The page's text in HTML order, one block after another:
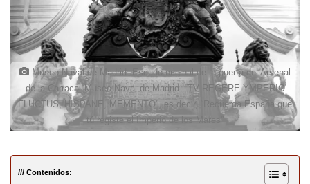
Museo Naval de Madrid. Escudo original de la puerta del Arsenal
de la Carraca. Museo Naval de Madrid. “TV REGERE YMPERIO
FLUCTUS, HISPANE, MEMENTO”, es decir, “Recuerda España que
tú registe el Imperio de los Mares”
/// Contenidos: